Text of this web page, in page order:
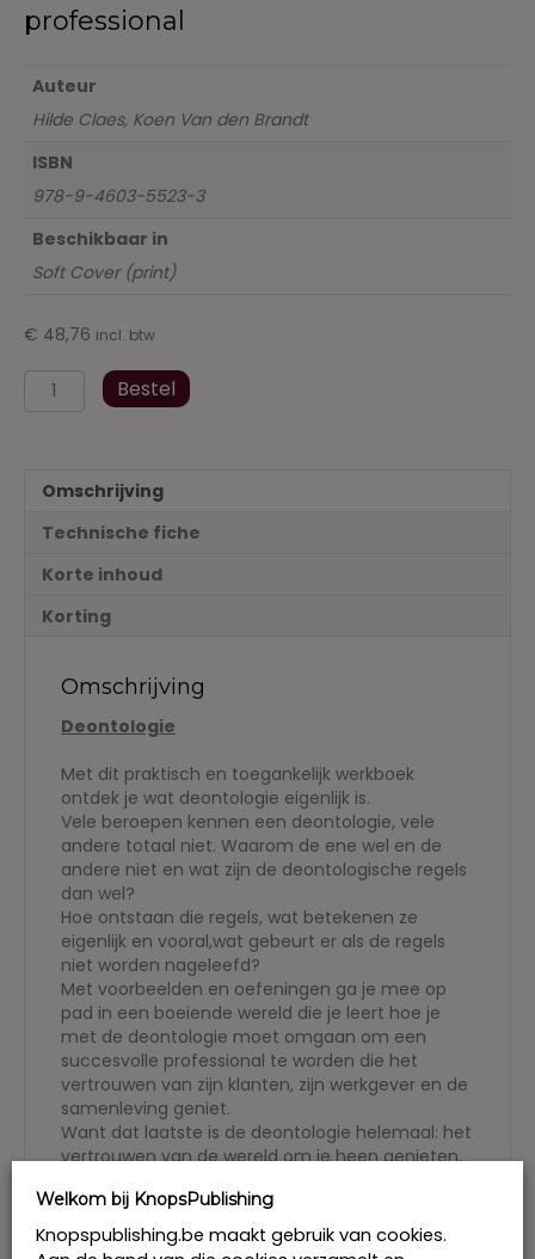
professional
Auteur
Hilde Claes, Koen Van den Brandt
ISBN
978-9-4603-5523-3
Beschikbaar in
Soft Cover (print)
€ 48,76 incl. btw
Deontologie
en
gids
voor
startende
aantal
Bestel
Omschrijving
Technische fiche
Korte inhoud
Korting
Omschrijving
Deontologie
Met dit praktisch en toegankelijk werkboek
ontdek je wat deontologie eigenlijk is.
Vele beroepen kennen een deontologie, vele
andere totaal niet. Waarom de ene wel en de
andere niet en wat zijn de deontologische regels
dan wel?
Hoe ontstaan die regels, wat betekenen ze
eigenlijk en vooral,wat gebeurt er als de regels
niet worden nageleefd?
Met voorbeelden en oefeningen ga je mee op
pad in een boeiende wereld die je leert hoe je
met de deontologie moet omgaan om een
succesvolle professional te worden die het
vertrouwen van zijn klanten, zijn werkgever en de
samenleving geniet.
Want dat laatste is de deontologie helemaal: het
vertrouwen van de wereld om je heen genieten,
houdt.
Arbeidsattitude
Welkom bij KnopsPublishing
Knopspublishing.be maakt gebruik van cookies.